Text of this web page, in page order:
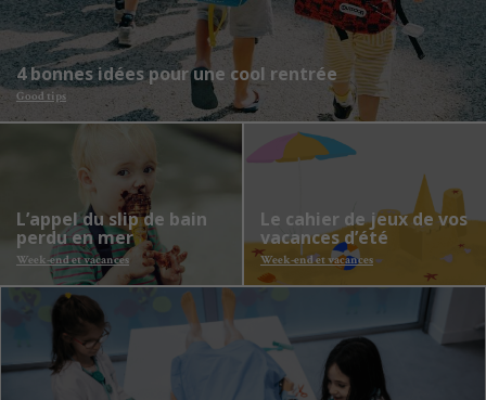
4 bonnes idées pour une cool rentrée
Good tips
L’appel du slip de bain
perdu en mer
Week-end et vacances
Le cahier de jeux de vos
vacances d’été
Week-end et vacances